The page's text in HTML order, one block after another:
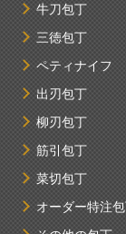
牛刀包丁
三徳包丁
ペティナイフ
出刃包丁
柳刃包丁
筋引包丁
菜切包丁
オーダー特注